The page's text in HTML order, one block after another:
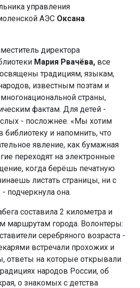
управления
АЭС Оксана
директора
Мария Рвачёва, все
традициям, языкам,
известным поэтам и
страны,
фактам. Для детей -
- посложнее. «Мы хотим
и напомнить, что
явление, как бумажная
переходят на электронные
когда берёшь печатную
листать страницы, ни с
подчеркнула она.
составила 2 километра и
маршрутам города. Волонтеры:
серебряного возраста -
встречали прохожих и
ответы на которые открывали
народов России, об
о знакомых с детства